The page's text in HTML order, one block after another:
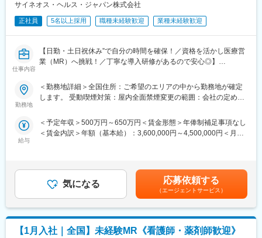
サイネオス・ヘルス・ジャパン株式会社
正社員 5名以上採用 職種未経験歓迎 業種未経験歓迎
仕事内容
【日勤・土日祝休み”で自分の時間を確保！／資格を活かし医療営
業（MR）へ挑戦！／丁寧な導入研修があるので安心◎】
《資格と想いがあれば活躍できる！》
「誰かのためになる仕事がしたい」「社会貢献につながる仕事を
ます。
これまでの経験を活かして新たなフィールドで活躍したい方を歓
■夜勤なし！日勤・土日祝休みで働き方改善・ワークライフバラン
スの両立が叶う！
■明確な評価制度あり！自身の成果や頑張りが客観的に評価され、
年収に反映されます。また、在籍年数が増えると永年勤続報奨金
や四半期一時金などの手当もアップします。つまり、やりがいや
努力がきちんと報われる報酬制度になっています。
勤務地
＜勤務地詳細＞全国住所：ご希望のエリアの中から勤務地が確定
します。 受動喫煙対策：屋内全面禁煙変更の範囲：会社の定める
給与
＜予定年収＞500万円～650万円＜賃金形態＞年俸制補足事項なし
＜賃金内訳＞年額（基本給）：3,600,000円～4,500,000円＜月額
動・四半期一時金：10万円（四半期に1回、10万円程度支給）※た
だし支給条件有。他、永続勤務報奨金（3年勤務5万円支給、5年
勤務10万円…）ございます。賃金はあくまでも目安の金額であ
り、選考を通じて上下する可能性があります。月給(月額)は固定手
当を含めた表記です。
気になる 応募依頼する
（エージェントサービス）
【1月入社｜全国】未経験MR《看護師・薬剤師歓迎》